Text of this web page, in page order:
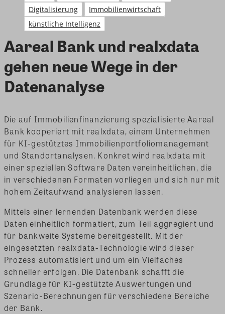
Digitalisierung
Immobilienwirtschaft
künstliche Intelligenz
Aareal Bank und realxdata
gehen neue Wege in der
Datenanalyse
Die auf Immobilienfinanzierung spezialisierte Aareal
Bank kooperiert mit realxdata, einem Unternehmen
für KI-gestütztes Immobilienportfoliomanagement
und Standortanalysen. Konkret wird realxdata mit
einer speziellen Software Daten vereinheitlichen, die
in verschiedenen Formaten vorliegen und sich nur mit
hohem Zeitaufwand analysieren lassen.
Mittels einer lernenden Datenbank werden diese
Daten einheitlich formatiert, zum Teil aggregiert und
für bankweite Systeme bereitgestellt. Mit der
eingesetzten realxdata-Technologie wird dieser
Prozess automatisiert und um ein Vielfaches
schneller erfolgen. Die Datenbank schafft die
Grundlage für KI-gestützte Auswertungen und
Szenario-Berechnungen für verschiedene Bereiche
der Bank.